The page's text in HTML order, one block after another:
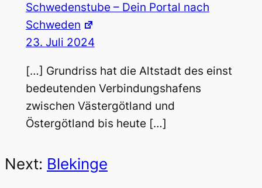
Schwedenstube – Dein Portal nach
Schweden
23. Juli 2024
[…] Grundriss hat die Altstadt des einst
bedeutenden Verbindungshafens
zwischen Västergötland und
Östergötland bis heute […]
Next: Blekinge